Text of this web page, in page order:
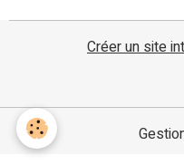
Créer un site